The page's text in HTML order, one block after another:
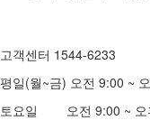
고객센터 1544-6233
평일(월~금) 오전 9:00 ~
토요일 오전 9:00 ~ 오